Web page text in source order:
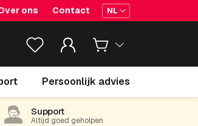
ons Contact NL
Persoonlijk advies
€ 1,034.55
Support
Altijd goed geholpen